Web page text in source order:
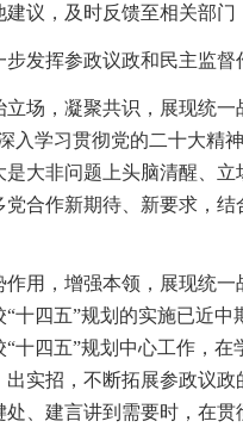
议，及时反馈至相关部
步发挥参政议政和民主监
立场，凝聚共识，展现统
入学习贯彻党的二十大精
是大非问题上头脑清醒、
党合作新期待、新要求，
作用，增强本领，展现统
十四五”规划的实施已近
十四五”规划中心工作，
出实招，不断拓展参政议
处、建言讲到需要时，在